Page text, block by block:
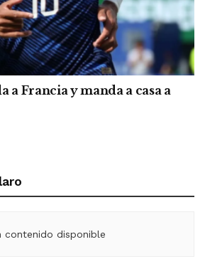
a Francia y manda a casa a
contenido disponible